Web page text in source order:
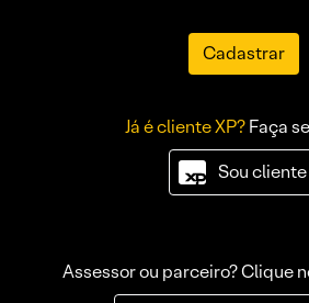
Cadastrar
Já é cliente XP?Faça
Sou cliente
Assessor ou parceiro? Clique